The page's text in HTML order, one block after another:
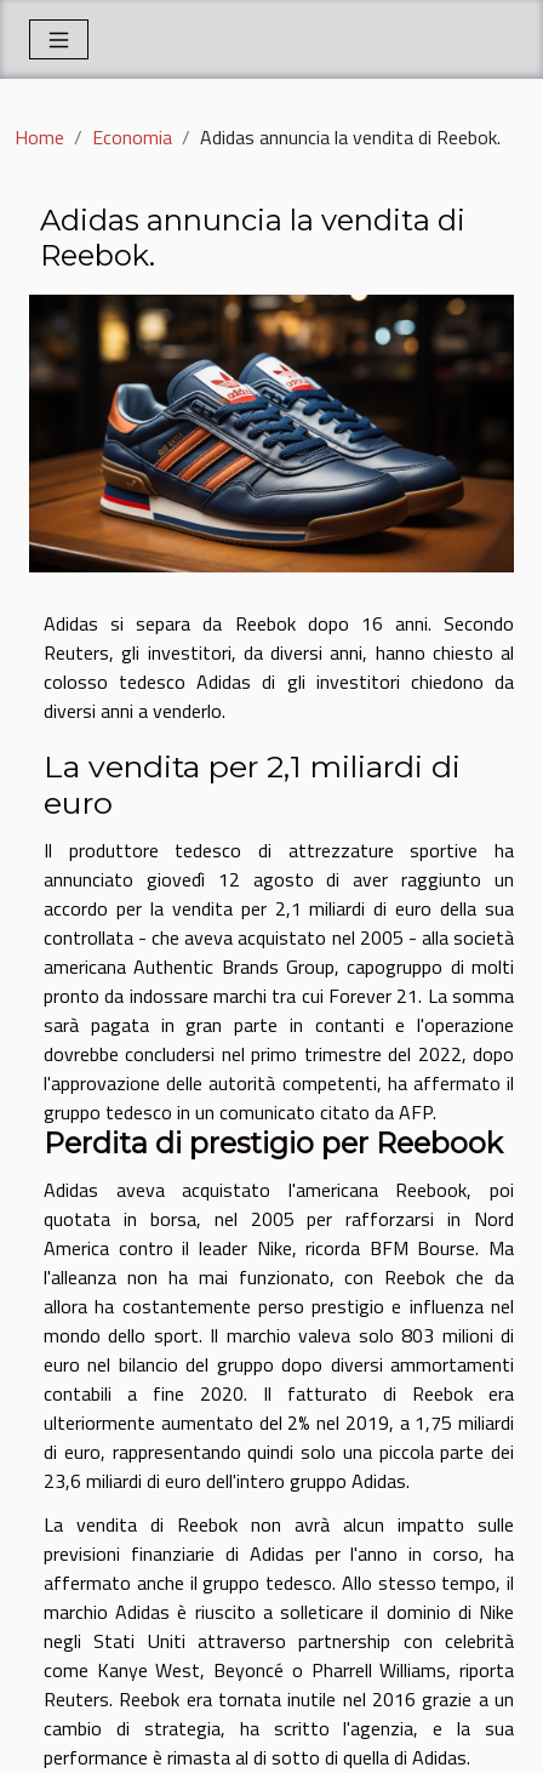
Home Economia Adidas annuncia la vendita di Reebok.
Adidas annuncia la vendita di
Reebok.
Adidas si separa da Reebok dopo 16 anni. Secondo
Reuters, gli investitori, da diversi anni, hanno chiesto al
colosso tedesco Adidas di gli investitori chiedono da
diversi anni a venderlo.
La vendita per 2,1 miliardi di
euro
Il produttore tedesco di attrezzature sportive ha
annunciato giovedì 12 agosto di aver raggiunto un
accordo per la vendita per 2,1 miliardi di euro della sua
controllata - che aveva acquistato nel 2005 - alla società
americana Authentic Brands Group, capogruppo di molti
pronto da indossare marchi tra cui Forever 21. La somma
sarà pagata in gran parte in contanti e l'operazione
dovrebbe concludersi nel primo trimestre del 2022, dopo
l'approvazione delle autorità competenti, ha affermato il
gruppo tedesco in un comunicato citato da AFP.
Perdita di prestigio per Reebook
Adidas aveva acquistato l'americana Reebook, poi
quotata in borsa, nel 2005 per rafforzarsi in Nord
America contro il leader Nike, ricorda BFM Bourse. Ma
l'alleanza non ha mai funzionato, con Reebok che da
allora ha costantemente perso prestigio e influenza nel
mondo dello sport. Il marchio valeva solo 803 milioni di
euro nel bilancio del gruppo dopo diversi ammortamenti
contabili a fine 2020. Il fatturato di Reebok era
ulteriormente aumentato del 2% nel 2019, a 1,75 miliardi
di euro, rappresentando quindi solo una piccola parte dei
23,6 miliardi di euro dell'intero gruppo Adidas.
La vendita di Reebok non avrà alcun impatto sulle
previsioni finanziarie di Adidas per l'anno in corso, ha
affermato anche il gruppo tedesco. Allo stesso tempo, il
marchio Adidas è riuscito a solleticare il dominio di Nike
negli Stati Uniti attraverso partnership con celebrità
come Kanye West, Beyoncé o Pharrell Williams, riporta
Reuters. Reebok era tornata inutile nel 2016 grazie a un
cambio di strategia, ha scritto l'agenzia, e la sua
performance è rimasta al di sotto di quella di Adidas.